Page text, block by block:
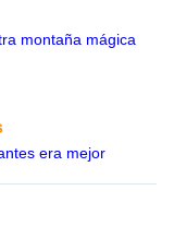
montaña mágica
era mejor